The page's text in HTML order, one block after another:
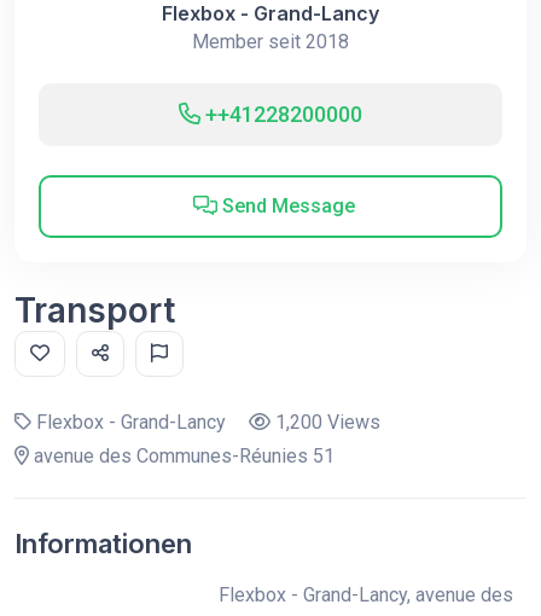
Flexbox - Grand-Lancy
Member seit 2018
++41228200000
Send Message
Transport
Flexbox - Grand-Lancy
1,200 Views
avenue des Communes-Réunies 51
Informationen
Flexbox - Grand-Lancy, avenue des